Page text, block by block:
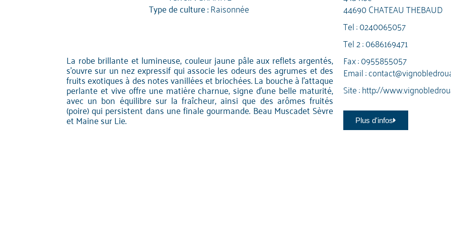
Type de culture :Raisonnée
La robe brillante et lumineuse, couleur jaune pâle aux reflets argentés,
s'ouvre sur un nez expressif qui associe les odeurs des agrumes et des
fruits exotiques à des notes vanillées et briochées. La bouche à l'attaque
perlante et vive offre une matière charnue, signe d'une belle maturité,
avec un bon équilibre sur la fraîcheur, ainsi que des arômes fruités
(poire) qui persistent dans une finale gourmande. Beau Muscadet Sèvre
et Maine sur Lie.
44690 CHATEAU THEBAUD
Tel :0240065057
Tel 2 :0686169471
Fax : 0955855057
Email :
Site :http://
Plus d'infos